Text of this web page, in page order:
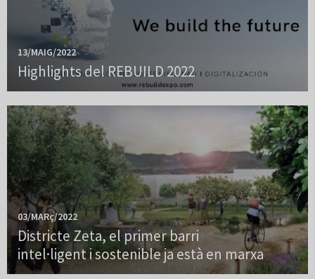
13/MAIG/2022
Highlights del REBUILD 2022
03/MARç/2022
Districte Zeta, el primer barri
intel·ligent i sostenible ja està en marxa